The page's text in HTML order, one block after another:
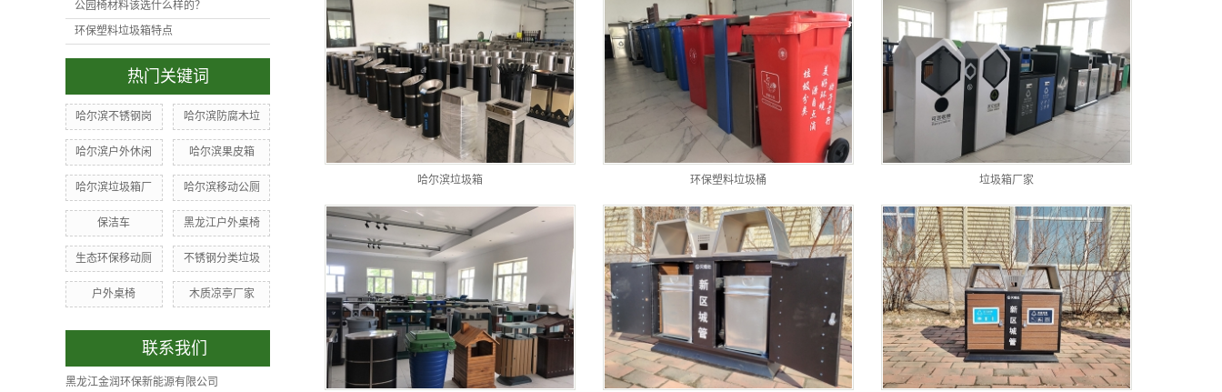
公园椅材料该选什么样的？
环保塑料垃圾箱特点
热门关键词
哈尔滨不锈钢岗 哈尔滨防腐木垃
哈尔滨户外休闲 哈尔滨果皮箱
哈尔滨垃圾箱厂 哈尔滨移动公厕
保洁车 黑龙江户外桌椅
生态环保移动厕 不锈钢分类垃圾
户外桌椅 木质凉亭厂家
联系我们
黑龙江金润环保新能源有限公司
哈尔滨垃圾箱 环保塑料垃圾桶 垃圾箱厂家